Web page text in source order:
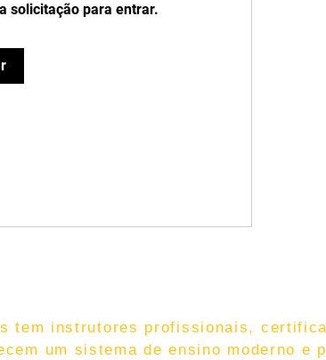
solicitação para entrar.
tem instrutores profissionais,
um sistema de ensino moderno e